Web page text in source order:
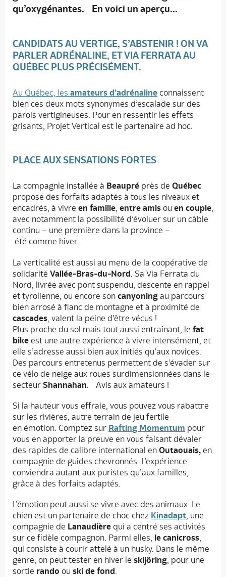
qu’oxygénantes. En voici un aperçu...
CANDIDATS AU VERTIGE, S’ABSTENIR ! ON VA
PARLER ADRÉNALINE, ETVIA FERRATAAU
QUÉBEC PLUS PRÉCISÉMENT.
Au Québec, les amateurs d’adrénaline connaissent
bien ces deux mots synonymes d’escalade sur des
parois vertigineuses. Pour en ressentir les effets
grisants, Projet Vertical est le partenaire ad hoc.
PLACE AUX SENSATIONS FORTES
La compagnie installée à Beaupré près de Québec
propose des forfaits adaptés à tous les niveaux et
encadrés, à vivre en famille, entre amis ou en couple,
avec notamment la possibilité d’évoluer sur un câble
continu – une première dans la province –
été comme hiver.
La verticalité est aussi au menu de la coopérative de
solidarité Vallée-Bras-du-Nord . Sa Via Ferrata du
Nord, livrée avec pont suspendu, descente en rappel
et tyrolienne, ou encore son canyoning au parcours
bien arrosé à flanc de montagne et à proximité de
cascades , valent la peine d’être vécus !
Plus proche du sol mais tout aussi entraînant, le fat
bike est une autre expérience à vivre intensément, et
elle s’adresse aussi bien aux initiés qu’aux novices.
Des parcours entretenus permettent de s’évader sur
ce vélo de neige aux roues surdimensionnées dans le
secteur Shannahan . Avis aux amateurs !
Si la hauteur vous effraie, vous pouvez vous rabattre
sur les rivières, autre terrain de jeu fertile
en émotion. Comptez sur Rafting Momentum pour
vous en apporter la preuve en vous faisant dévaler
des rapides de calibre international en Outaouais, en
compagnie de guides chevronnés. L’expérience
conviendra autant aux puristes qu’aux familles,
grâce à des forfaits adaptés.
L’émotion peut aussi se vivre avec des animaux. Le
chien est un partenaire de choc chez Kinadapt, une
compagnie de Lanaudière qui a centré ses activités
sur ce fidèle compagnon. Parmi elles, le canicross,
qui consiste à courir attelé à un husky. Dans le même
genre, on peut tester en hiver le skijöring, pour une
sortie rando ou ski de fond.